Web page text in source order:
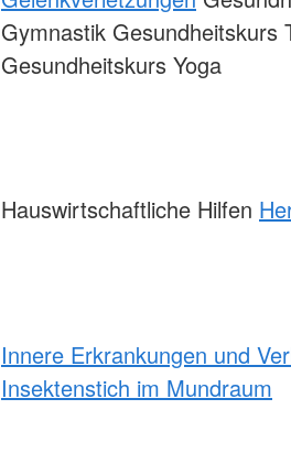
Gymnastik Gesundheitskurs
Gesundheitskurs Yoga
Hauswirtschaftliche Hilfen
Innere Erkrankungen und
Insektenstich im Mundraum